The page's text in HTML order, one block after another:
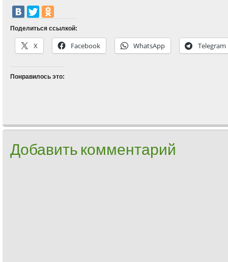
Поделиться ссылкой:
X Facebook WhatsApp Telegram
Понравилось это:
Добавить комментарий